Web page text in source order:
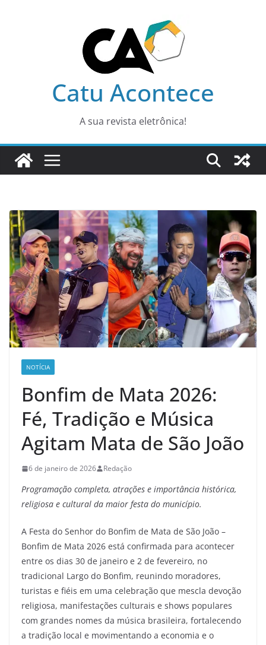
Catu Acontece
A sua revista eletrônica!
NOTÍCIA
Bonfim de Mata 2026:
Fé, Tradição e Música
Agitam Mata de São João
6 de janeiro de 2026 Redação
Programação completa, atrações e importância histórica,
religiosa e cultural da maior festa do município.
A Festa do Senhor do Bonfim de Mata de São João –
Bonfim de Mata 2026 está confirmada para acontecer
entre os dias 30 de janeiro e 2 de fevereiro, no
tradicional Largo do Bonfim, reunindo moradores,
turistas e fiéis em uma celebração que mescla devoção
religiosa, manifestações culturais e shows populares
com grandes nomes da música brasileira, fortalecendo
a tradição local e movimentando a economia e o